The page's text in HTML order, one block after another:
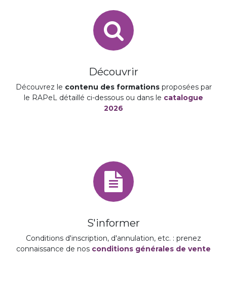
Découvrir
Découvrez le contenu des formationsproposées par
le RAPeL détaillé ci-dessous ou dans le catalogue
2026
S'informer
Conditions d'inscription, d'annulation, etc. : prenez
connaissance de nos conditions générales de vente